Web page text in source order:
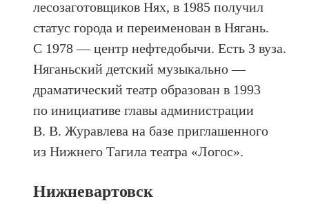
лесозаготовщиков Нях, в 1985 получил
статус города и переименован в Нягань.
C 1978 — центр нефтедобычи. Есть 3 вуза.
Няганьский детский музыкально —
драматический театр образован в 1993
по инициативе главы администрации
В. В. Журавлева на базе приглашенного
из Нижнего Тагила театра «Логос».
Нижневартовск